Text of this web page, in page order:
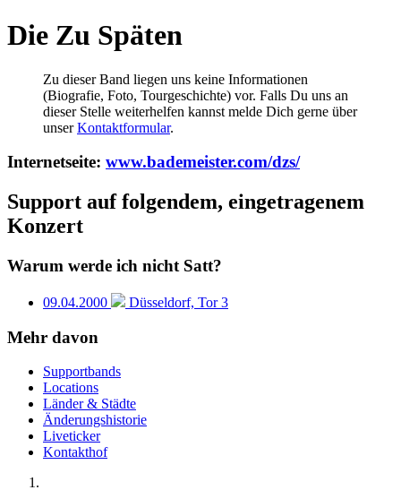
Die Zu Späten
Zu dieser Band liegen uns keine Informationen
(Biografie, Foto, Tourgeschichte) vor. Falls Du uns an
dieser Stelle weiterhelfen kannst melde Dich gerne über
unserKontaktformular.
Internetseite: www.bademeister.com/dzs/
Support auf folgendem, eingetragenem
Konzert
Warum werde ich nicht Satt?
09.04.2000 Düsseldorf, Tor 3
Mehr davon
Supportbands
Locations
Länder & Städte
Änderungshistorie
Liveticker
Kontakthof